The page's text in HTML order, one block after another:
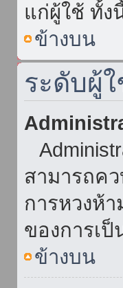
แก่ผู้ใช้ ทั้
ข้างบน
ระดับผู้
สามารถค
การหวงห้
ของการเป็
ข้างบน